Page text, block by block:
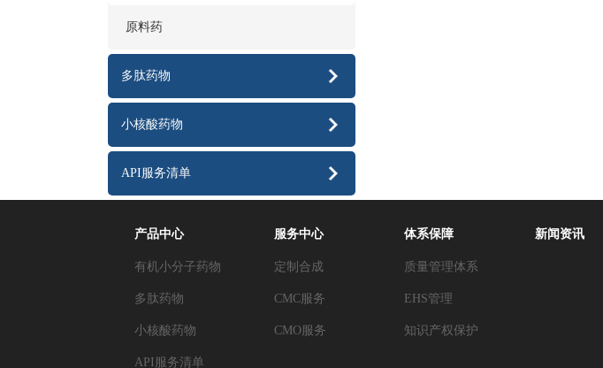
原料药
多肽药物
小核酸药物
API服务清单
产品中心
有机小分子药物
多肽药物
小核酸药物
API服务清单
服务中心
定制合成
CMC服务
CMO服务
体系保障
质量管理体系
EHS管理
知识产权保护
新闻资讯